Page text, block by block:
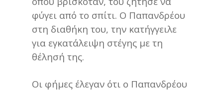
φύγει από το σπίτι. Ο Παπανδρέου
στη διαθήκη του, την κατήγγειλε
για εγκατάλειψη στέγης με τη
θέλησή της.
Οι φήμες έλεγαν ότι ο Παπανδρέου